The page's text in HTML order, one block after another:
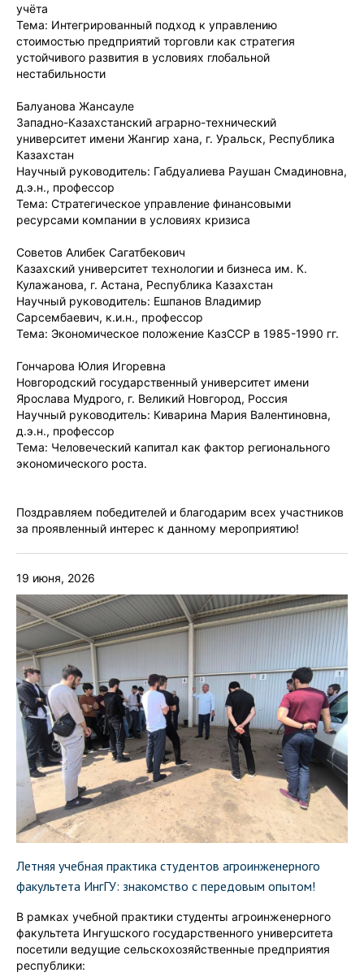
учёта
Тема: Интегрированный подход к управлению
стоимостью предприятий торговли как стратегия
устойчивого развития в условиях глобальной
нестабильности
Балуанова Жансауле
Западно-Казахстанский аграрно-технический
университет имени Жангир хана, г. Уральск, Республика
Казахстан
Научный руководитель: Габдуалиева Раушан Смадиновна,
д.э.н., профессор
Тема: Стратегическое управление финансовыми
ресурсами компании в условиях кризиса
Советов Алибек Сагатбекович
Казахский университет технологии и бизнеса им. К.
Кулажанова, г. Астана, Республика Казахстан
Научный руководитель: Ешпанов Владимир
Сарсембаевич, к.и.н., профессор
Тема: Экономическое положение КазССР в 1985-1990 гг.
Гончарова Юлия Игоревна
Новгородский государственный университет имени
Ярослава Мудрого, г. Великий Новгород, Россия
Научный руководитель: Киварина Мария Валентиновна,
д.э.н., профессор
Тема: Человеческий капитал как фактор регионального
экономического роста.
Поздравляем победителей и благодарим всех участников
за проявленный интерес к данному мероприятию!
19 июня, 2026
Летняя учебная практика студентов агроинженерного
факультета ИнгГУ: знакомство с передовым опытом!
В рамках учебной практики студенты агроинженерного
факультета Ингушского государственного университета
посетили ведущие сельскохозяйственные предприятия
республики: